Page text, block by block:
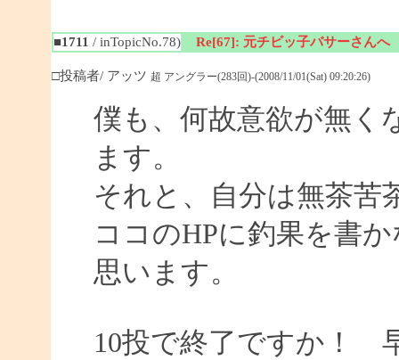
■1711 / inTopicNo.78) Re[67]: 元チビッ子バサーさんへ
□投稿者/ アッツ 超 アングラー(283回)-(2008/11/01(Sat) 09:20:26)
僕も、何故意欲が無く
ます。
それと、自分は無茶苦
ココのHPに釣果を書
思います。
10投で終了ですか！